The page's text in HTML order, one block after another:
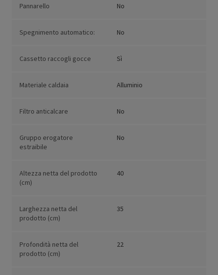
Pannarello No
Spegnimento automatico: No
Cassetto raccogli gocce Sì
Materiale caldaia Alluminio
Filtro anticalcare No
Gruppo erogatore
estraibile
No
Altezza netta del prodotto
(cm)
40
Larghezza netta del
prodotto (cm)
35
Profondità netta del
prodotto (cm)
22